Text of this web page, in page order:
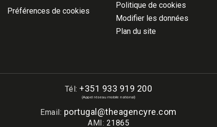
Préférences de cookies
Politique de cookies
Modifier les données
Plan du site
Tél:+351 933 919 200
(Appel réseau mobile national)
Email: portugal@theagencyre.com
AMI: 21865